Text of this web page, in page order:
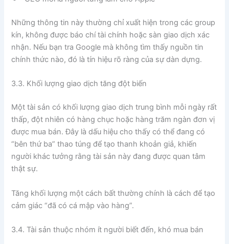
Những thông tin này thường chỉ xuất hiện trong các group
kín, không được báo chí tài chính hoặc sàn giao dịch xác
nhận. Nếu bạn tra Google mà không tìm thấy nguồn tin
chính thức nào, đó là tín hiệu rõ ràng của sự dàn dựng.
3.3. Khối lượng giao dịch tăng đột biến
Một tài sản có khối lượng giao dịch trung bình mỗi ngày rất
thấp, đột nhiên có hàng chục hoặc hàng trăm ngàn đơn vị
được mua bán. Đây là dấu hiệu cho thấy có thể đang có
“bên thứ ba” thao túng để tạo thanh khoản giả, khiến
người khác tưởng rằng tài sản này đang được quan tâm
thật sự.
Tăng khối lượng một cách bất thường chính là cách để tạo
cảm giác “đã có cá mập vào hàng”.
3.4. Tài sản thuộc nhóm ít người biết đến, khó mua bán